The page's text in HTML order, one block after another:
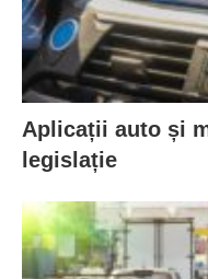
Aplicații auto și
legislație